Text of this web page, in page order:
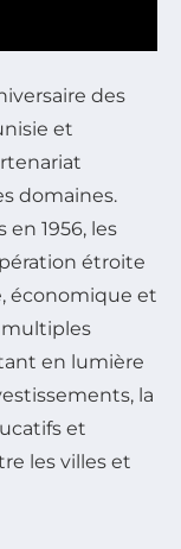
des
et
domaines.
1956, les
étroite
économique et
multiples
en lumière
la
et
les villes et